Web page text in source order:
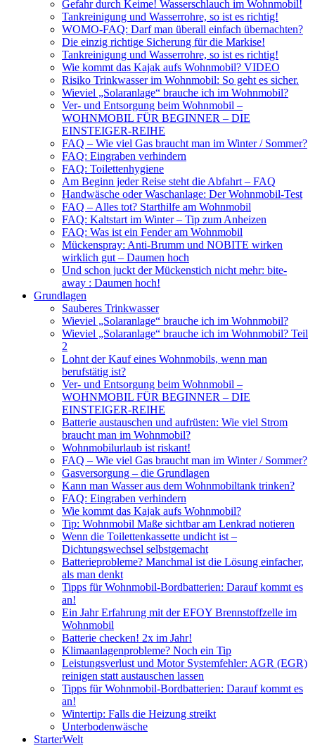
Gefahr durch Keime! Wasserschlauch im Wohnmobil!
Tankreinigung und Wasserrohre, so ist es richtig!
WOMO-FAQ: Darf man überall einfach übernachten?
Die einzig richtige Sicherung für die Markise!
Tankreinigung und Wasserrohre, so ist es richtig!
Wie kommt das Kajak aufs Wohnmobil? VIDEO
Risiko Trinkwasser im Wohnmobil: So geht es sicher.
Wieviel „Solaranlage“ brauche ich im Wohnmobil?
Ver- und Entsorgung beim Wohnmobil –
WOHNMOBIL FÜR BEGINNER – DIE
EINSTEIGER-REIHE
FAQ – Wie viel Gas braucht man im Winter / Sommer?
FAQ: Eingraben verhindern
FAQ: Toilettenhygiene
Am Beginn jeder Reise steht die Abfahrt – FAQ
Handwäsche oder Waschanlage: Der Wohnmobil-Test
FAQ – Alles tot? Starthilfe am Wohnmobil
FAQ: Kaltstart im Winter – Tip zum Anheizen
FAQ: Was ist ein Fender am Wohnmobil
Mückenspray: Anti-Brumm und NOBITE wirken
wirklich gut – Daumen hoch
Und schon juckt der Mückenstich nicht mehr: bite-
away : Daumen hoch!
Grundlagen
Sauberes Trinkwasser
Wieviel „Solaranlage“ brauche ich im Wohnmobil?
Wieviel „Solaranlage“ brauche ich im Wohnmobil? Teil
2
Lohnt der Kauf eines Wohnmobils, wenn man
berufstätig ist?
Ver- und Entsorgung beim Wohnmobil –
WOHNMOBIL FÜR BEGINNER – DIE
EINSTEIGER-REIHE
Batterie austauschen und aufrüsten: Wie viel Strom
braucht man im Wohnmobil?
Wohnmobilurlaub ist riskant!
FAQ – Wie viel Gas braucht man im Winter / Sommer?
Gasversorgung – die Grundlagen
Kann man Wasser aus dem Wohnmobiltank trinken?
FAQ: Eingraben verhindern
Wie kommt das Kajak aufs Wohnmobil?
Tip: Wohnmobil Maße sichtbar am Lenkrad notieren
Wenn die Toilettenkassette undicht ist –
Dichtungswechsel selbstgemacht
Batterieprobleme? Manchmal ist die Lösung einfacher,
als man denkt
Tipps für Wohnmobil-Bordbatterien: Darauf kommt es
an!
Ein Jahr Erfahrung mit der EFOY Brennstoffzelle im
Wohnmobil
Batterie checken! 2x im Jahr!
Klimaanlagenprobleme? Noch ein Tip
Leistungsverlust und Motor Systemfehler: AGR (EGR)
reinigen statt austauschen lassen
Tipps für Wohnmobil-Bordbatterien: Darauf kommt es
an!
Wintertip: Falls die Heizung streikt
Unterbodenwäsche
StarterWelt